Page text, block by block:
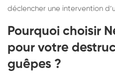
déclencher une intervention
Pourquoi choisir
pour votre
guêpes ?